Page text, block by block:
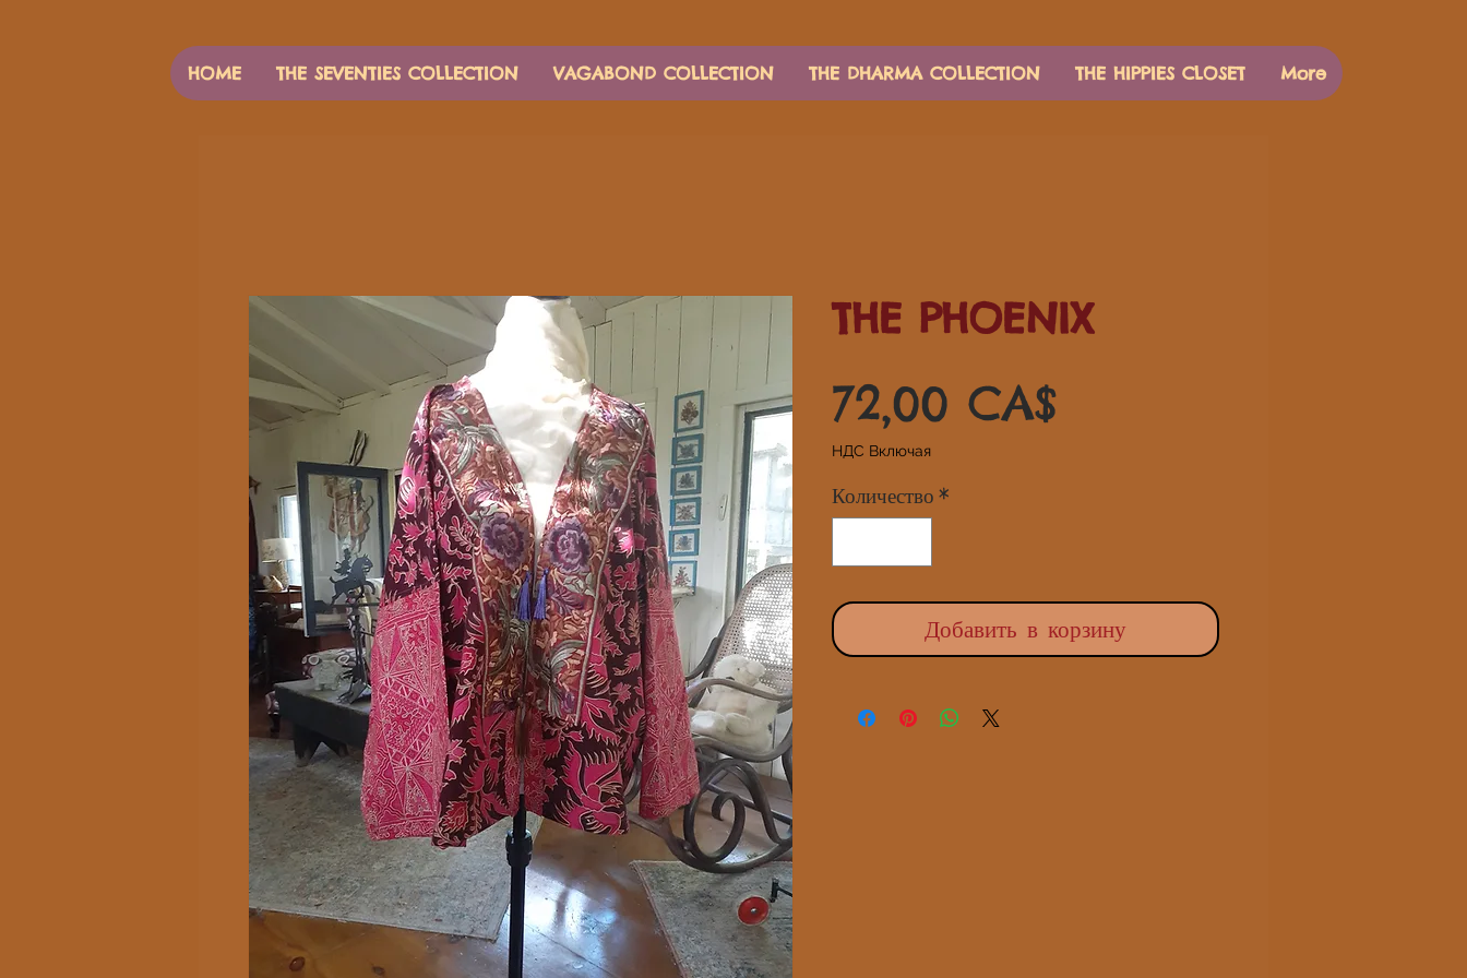
HOME THE SEVENTIES COLLECTION VAGABOND COLLECTION THE DHARMA COLLECTION THE HIPPIES CLOSET More
THE PHOENIX
72,00 CA$
НДС Включая
Количество *
Добавить в корзину